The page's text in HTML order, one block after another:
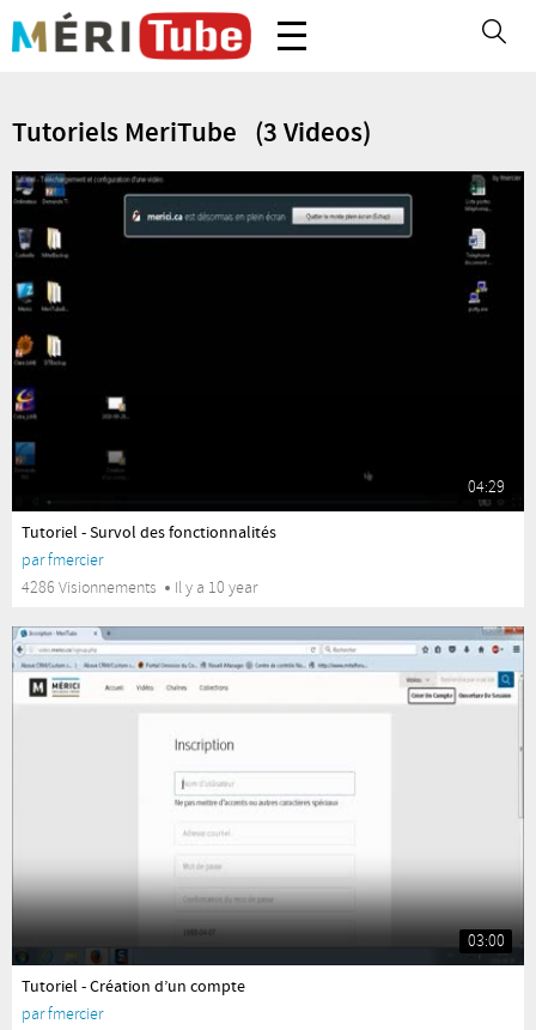
Tutoriels MeriTube (3 Videos)
04:29
Tutoriel - Survol des fonctionnalités
parfmercier
4286 Visionnements
Il y a 10 year
yes
03:00
Tutoriel - Création d’un compte
parfmercier